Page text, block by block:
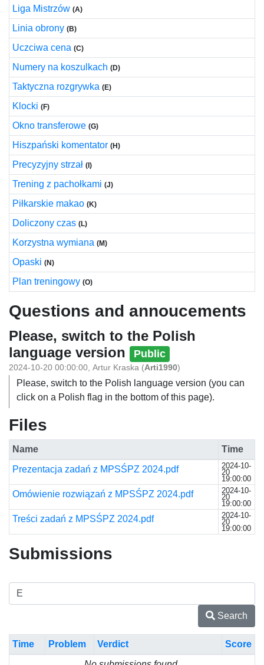
Liga Mistrzów (A)
Linia obrony (B)
Uczciwa cena (C)
Numery na koszulkach (D)
Taktyczna rozgrywka (E)
Klocki (F)
Okno transferowe (G)
Hiszpański komentator (H)
Precyzyjny strzał (I)
Trening z pachołkami (J)
Piłkarskie makao (K)
Doliczony czas (L)
Korzystna wymiana (M)
Opaski (N)
Plan treningowy (O)
Questions and annoucements
Please, switch to the Polish
language version
Public
2024-10-20 00:00:00 Artur Kraska (Arti1990)
Please, switch to the Polish language version (you can
click on a Polish flag in the bottom of this page).
Files
Name
Time
Prezentacja zadań z MPSŚPZ 2024.pdf
2024-10-
20
19:00:00
Omówienie rozwiązań z MPSŚPZ 2024.pdf 2024-10-
20
19:00:00
Treści zadań z MPSŚPZ 2024.pdf 2024-10-
20
19:00:00
Submissions
Search
Time Problem Verdict
Score